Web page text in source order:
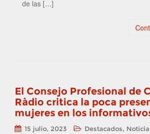
de las […]
El Consejo Profesional de
Ràdio critica la poca
mujeres en los
15 julio, 2023 Destacados,